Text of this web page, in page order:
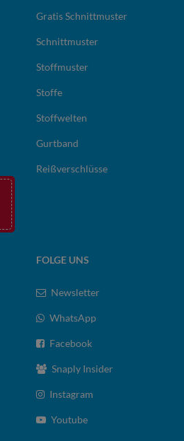
Gratis Schnittmuster
Schnittmuster
Stoffmuster
Stoffe
Stoffwelten
Gurtband
Reißverschlüsse
FOLGE UNS
Newsletter
WhatsApp
Facebook
Snaply Insider
Instagram
Youtube